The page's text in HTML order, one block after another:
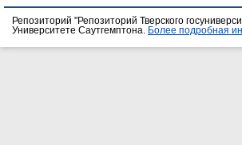
Репозиторий "Репозиторий Тверского
Университете Саутгемптона. Более подробная